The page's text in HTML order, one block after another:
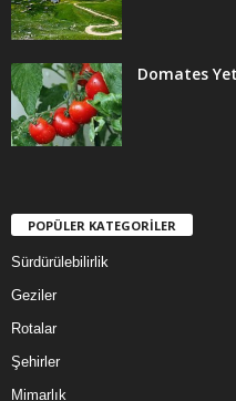
Domates
POPÜLER KATEGORİLER
Sürdürülebilirlik
Geziler
Rotalar
Şehirler
Mimarlık